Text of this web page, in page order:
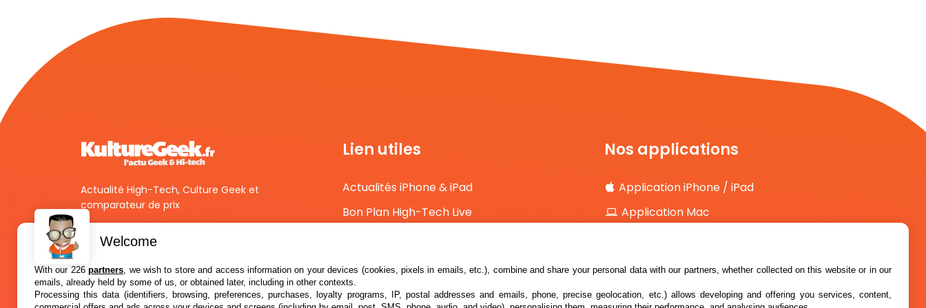
Actualité High-Tech, Culture Geek et
comparateur de prix
Lien utiles
Actualités iPhone & iPad
Bon Plan High-Tech Live
Nos applications
Application iPhone / iPad
Application Mac
Welcome
With our 226partners, we wish to store and access information on your devices (cookies, pixels in emails, etc.), combine and share your personal data with our partners, whether collected on this website or in our
emails, already held by some of us, or obtained later, including in other contexts.
Processing this data (identifiers, browsing, preferences, purchases, loyalty programs, IP, postal addresses and emails, phone, precise geolocation, etc.) allows developing and offering you services, content,